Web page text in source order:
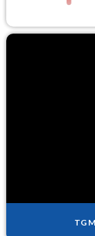
TG